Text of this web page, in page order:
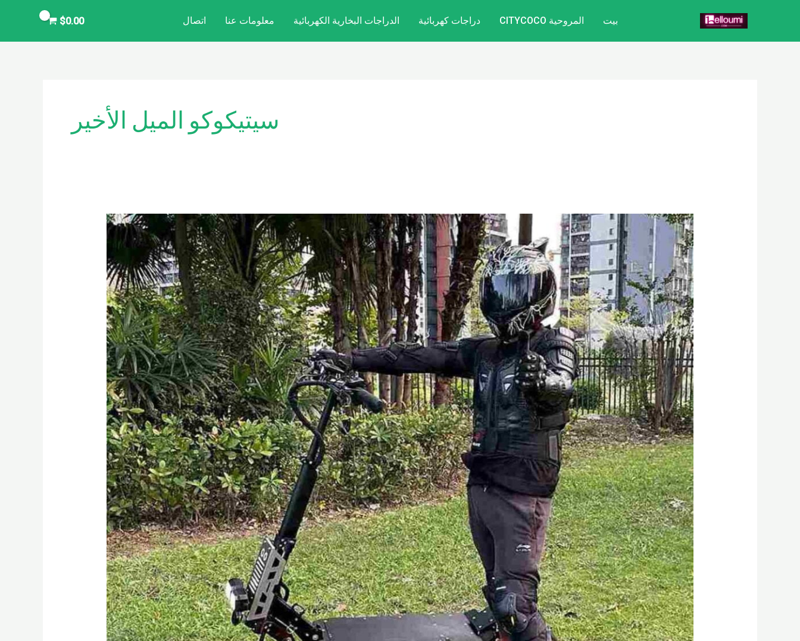
بيت المروحية CITYCOCO دراجات كهربائية الدراجات البخارية الكهربائية معلومات عنا اتصال $0.00
سيتيكوكو الميل الأخير